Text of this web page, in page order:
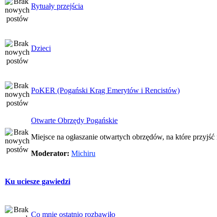
Rytuały przejścia
Dzieci
PoKER (Pogański Krąg Emerytów i Rencistów)
Otwarte Obrzędy Pogańskie
Miejsce na ogłaszanie otwartych obrzędów, na które
Moderator: Michiru
Ku uciesze gawiedzi
Co mnie ostatnio rozbawiło